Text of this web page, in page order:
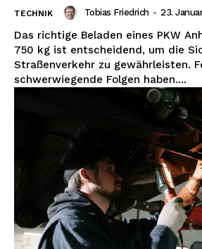
TECHNIK Tobias Friedrich - 23.
Das richtige Beladen eines PKW
750 kg ist entscheidend, um die
Straßenverkehr zu gewährleisten.
schwerwiegende Folgen haben....